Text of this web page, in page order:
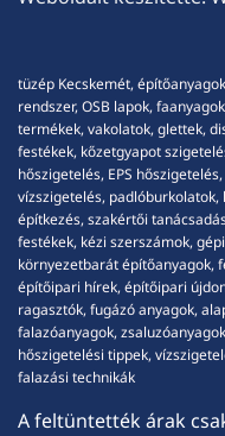
tüzép Kecskemét,
rendszer, OSB lapok,
termékek, vakolatok, glettek,
festékek, kőzetgyapot
hőszigetelés, EPS
vízszigetelés,
építkezés, szakértői
festékek, kézi szerszámok,
környezetbarát építőanyagok,
építőipari hírek, építőipari
ragasztók, fugázó anyagok,
falazóanyagok,
hőszigetelési tippek,
falazási technikák
A feltüntették árak